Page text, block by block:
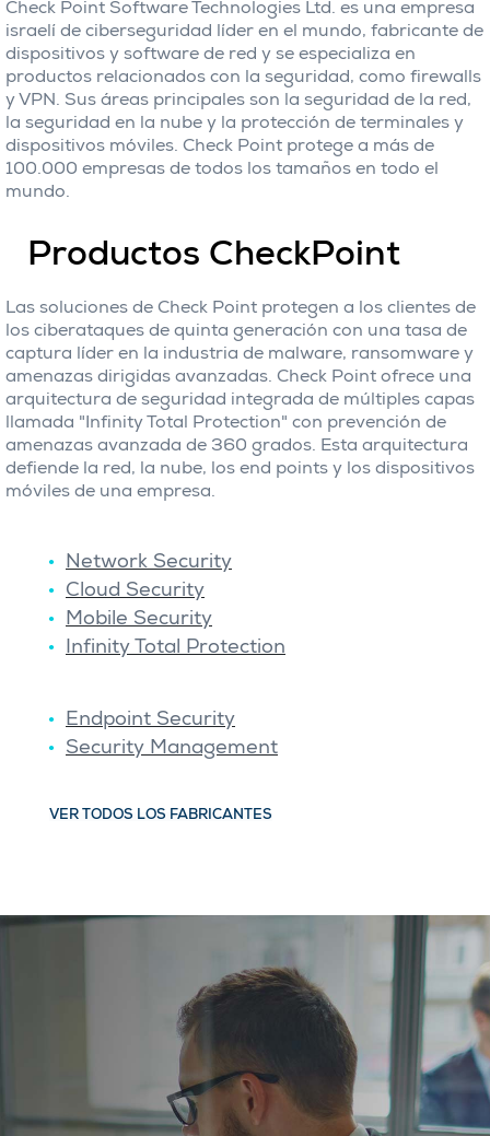
Check Point Software Technologies Ltd. es una empresa
israelí de ciberseguridad líder en el mundo, fabricante de
dispositivos y software de red y se especializa en
productos relacionados con la seguridad, como firewalls
y VPN. Sus áreas principales son la seguridad de la red,
la seguridad en la nube y la protección de terminales y
dispositivos móviles. Check Point protege a más de
100.000 empresas de todos los tamaños en todo el
mundo.
Productos CheckPoint
Las soluciones de Check Point protegen a los clientes de
los ciberataques de quinta generación con una tasa de
captura líder en la industria de malware, ransomware y
amenazas dirigidas avanzadas. Check Point ofrece una
arquitectura de seguridad integrada de múltiples capas
llamada "Infinity Total Protection" con prevención de
amenazas avanzada de 360 ​​grados. Esta arquitectura
defiende la red, la nube, los end points y los dispositivos
móviles de una empresa.
Network Security
Cloud Security
Mobile Security
Infinity Total Protection
Endpoint Security
Security Management
VER TODOS LOS FABRICANTES